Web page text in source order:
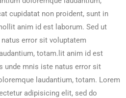
cupidatat non proident, sunt in
anim id est laborum. Sed ut
error sit voluptatem
totam.lit anim id est
unde mnis iste natus error sit
laudantium, totam. Lorem
adipisicing elit, sed do